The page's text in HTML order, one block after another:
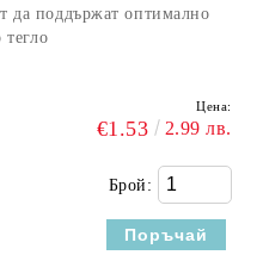
да поддържат оптимално
тегло
Цена:
€1.53 2.99 лв.
Брой: